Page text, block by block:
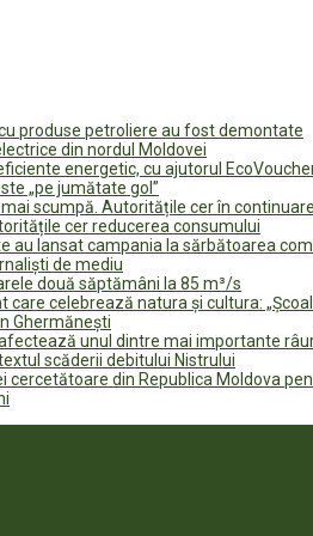
produse petroliere au fost demontate
din nordul Moldovei
energetic, cu ajutorul
„pe jumătate gol”
scumpă. Autoritățile cer în
cer reducerea consumului
lansat campania la sărbătoarea
de mediu
două săptămâni la 85 m³/s
celebrează natura și cultura:
Ghermănești
unul dintre mai importante
scăderii debitului Nistrului
din Republica Moldova